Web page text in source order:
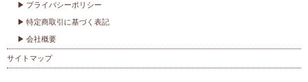
プライバシーポリシー
特定商取引に基づく表記
会社概要
サイトマップ